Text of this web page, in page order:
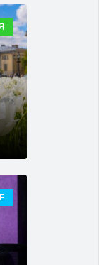
30.08.2017 21:30